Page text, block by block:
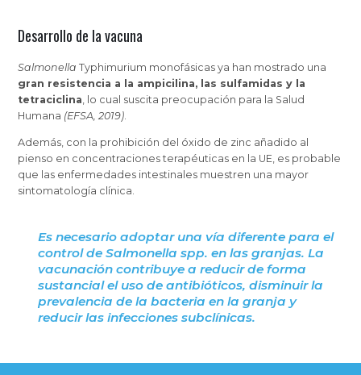
Desarrollo de la vacuna
Salmonella Typhimurium monofásicas ya han mostrado una
gran resistencia a la ampicilina, las sulfamidas y la
tetraciclina , lo cual suscita preocupación para la Salud
Humana (EFSA, 2019)
Además, con la prohibición del óxido de zinc añadido al
pienso en concentraciones terapéuticas en la UE, es probable
que las enfermedades intestinales muestren una mayor
sintomatología clínica.
Es necesario adoptar una vía diferente para el
control deSalmonella spp. en las granjas.La
vacunación contribuye a reducir de forma
sustancial el uso de antibióticos, disminuir la
prevalencia de la bacteria en la granja y
reducir las infecciones subclínicas.